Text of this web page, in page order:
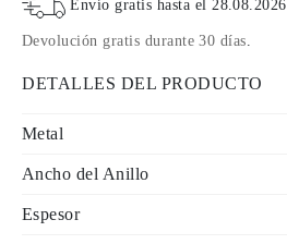
Envío gratis hasta el28.08.2026
Devolución gratis durante 30 días.
DETALLES DEL PRODUCTO
Metal
Ancho del Anillo
Espesor